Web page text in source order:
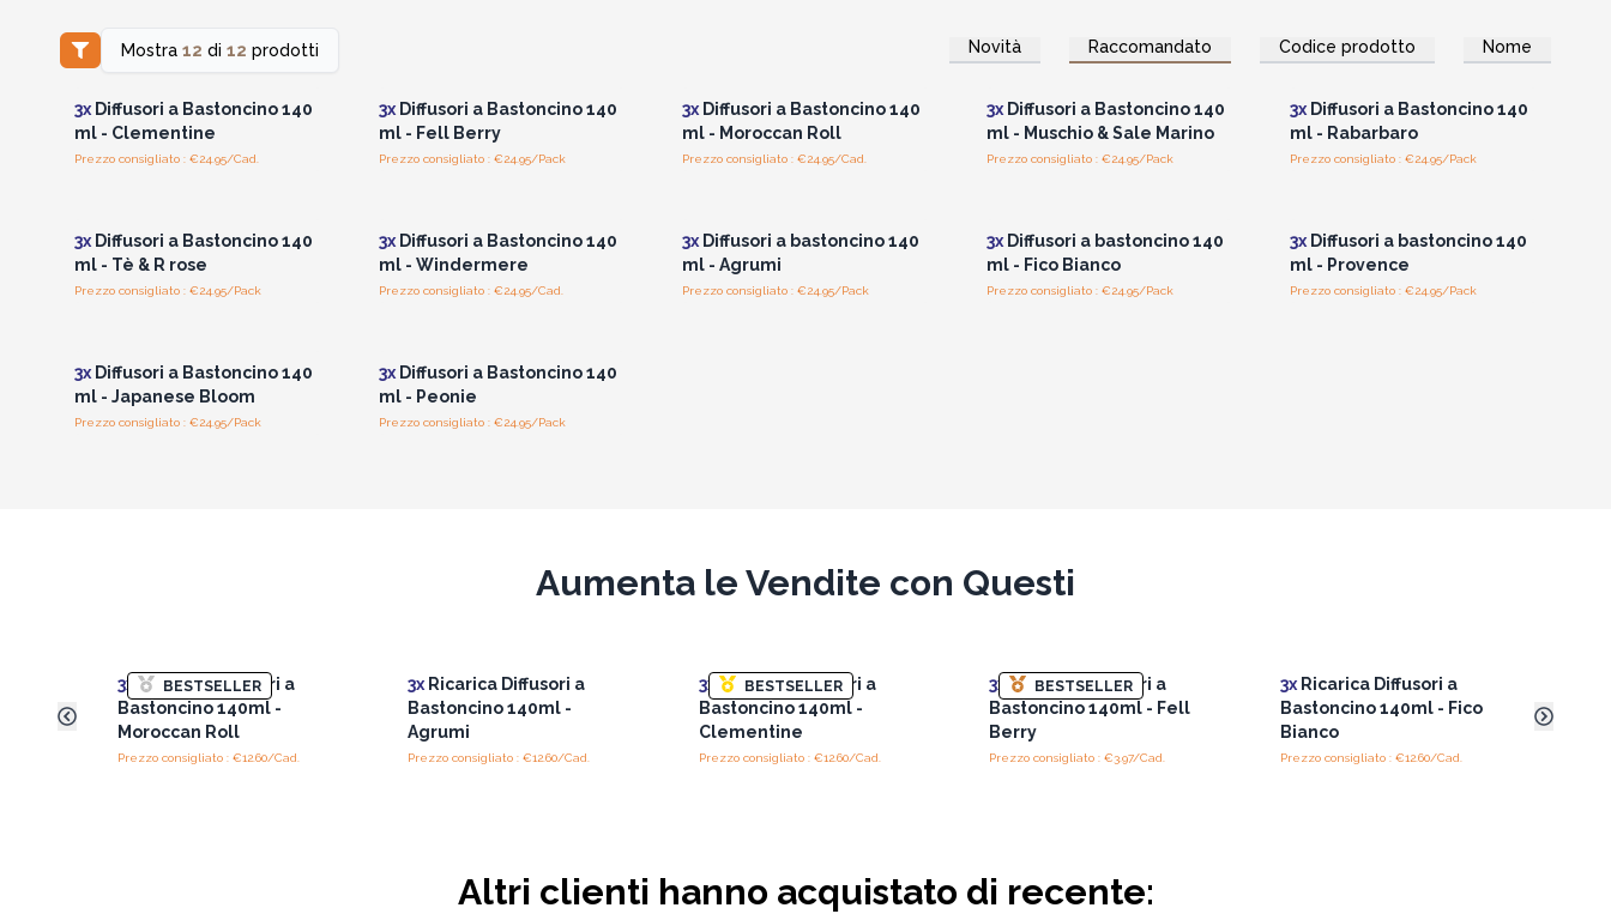
Mostra 12 di 12 prodotti Novità Raccomandato Codice prodotto Nome
Accedi per vedere i prezzi
all'ingrosso
3x Diffusori a Bastoncino 140
ml - Clementine
Prezzo consigliato : €24.95/Cad.
3xDiffusori a Bastoncino 140
ml - Fell Berry
Prezzo consigliato : €24.95/Pack
3x Diffusori a Bastoncino 140
ml - Moroccan Roll
Prezzo consigliato : €24.95/Cad.
Accedi per vedere i prezzi
all'ingrosso
3xDiffusori a Bastoncino 140
ml - Muschio & Sale Marino
Prezzo consigliato : €24.95/Pack
Accedi per vedere i prezzi
all'ingrosso
3x Diffusori a Bastoncino 140
ml - Rabarbaro
Prezzo consigliato : €24.95/Pack
3x Diffusori a Bastoncino 140
ml - Tè & R rose
Prezzo consigliato : €24.95/Pack
3xDiffusori a Bastoncino 140
ml - Windermere
Prezzo consigliato : €24.95/Cad.
3x Diffusori a bastoncino 140
ml - Agrumi
Prezzo consigliato : €24.95/Pack
3xDiffusori a bastoncino 140
ml - Fico Bianco
Prezzo consigliato : €24.95/Pack
3x Diffusori a bastoncino 140
ml - Provence
Prezzo consigliato : €24.95/Pack
3x Diffusori a Bastoncino 140
ml - Japanese Bloom
Prezzo consigliato : €24.95/Pack
3xDiffusori a Bastoncino 140
ml - Peonie
Prezzo consigliato : €24.95/Pack
Aumenta le Vendite con Questi
BESTSELLER
3x
Ricarica Diffusori a
Bastoncino 140ml -
Moroccan Roll
Prezzo consigliato : €12.60/Cad.
3x Ricarica Diffusori a
Bastoncino 140ml -
Agrumi
Prezzo consigliato : €12.60/Cad.
BESTSELLER
3x Ricarica Diffusori a
Bastoncino 140ml -
Clementine
Prezzo consigliato : €12.60/Cad.
BESTSELLER
3x Ricarica Diffusori a
Bastoncino 140ml - Fell
Berry
Prezzo consigliato : €3.97/Cad.
3xRicarica Diffusori a
Bastoncino 140ml - Fico
Bianco
Prezzo consigliato : €12.60/Cad.
Altri clienti hanno acquistato di recente: